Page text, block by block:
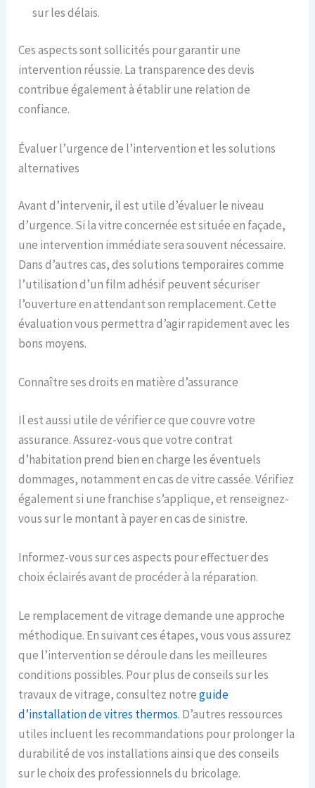
sur les délais.
Ces aspects sont sollicités pour garantir une
intervention réussie. La transparence des devis
contribue également à établir une relation de
confiance.
Évaluer l’urgence de l’intervention et les solutions
alternatives
Avant d’intervenir, il est utile d’évaluer le niveau
d’urgence. Si la vitre concernée est située en façade,
une intervention immédiate sera souvent nécessaire.
Dans d’autres cas, des solutions temporaires comme
l’utilisation d’un film adhésif peuvent sécuriser
l’ouverture en attendant son remplacement. Cette
évaluation vous permettra d’agir rapidement avec les
bons moyens.
Connaître ses droits en matière d’assurance
Il est aussi utile de vérifier ce que couvre votre
assurance. Assurez-vous que votre contrat
d’habitation prend bien en charge les éventuels
dommages, notamment en cas de vitre cassée. Vérifiez
également si une franchise s’applique, et renseignez-
vous sur le montant à payer en cas de sinistre.
Informez-vous sur ces aspects pour effectuer des
choix éclairés avant de procéder à la réparation.
Le remplacement de vitrage demande une approche
méthodique. En suivant ces étapes, vous vous assurez
que l’intervention se déroule dans les meilleures
conditions possibles. Pour plus de conseils sur les
travaux de vitrage, consultez notreguide
d’installation de vitres thermos. D’autres ressources
utiles incluent les recommandations pour prolonger la
durabilité de vos installations ainsi que des conseils
sur le choix des professionnels du bricolage.